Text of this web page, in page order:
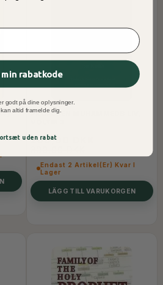
PROFETEN MUHAMMEDS LIV,
200,00 DKK
Endast 2 Artikel(er) Kvar I
Lager
LÄGG TILL VARUKORGEN
min rabatkode
godt på dine oplysninger.
altid framelde dig.
uden rabat